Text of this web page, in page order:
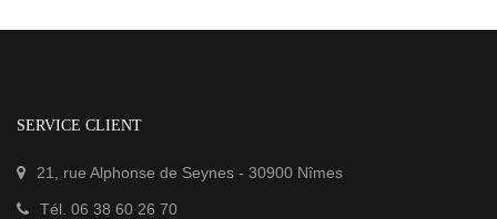
SERVICE CLIENT
21, rue Alphonse de Seynes - 30900 Nîmes
Tél. 06 38 60 26 70